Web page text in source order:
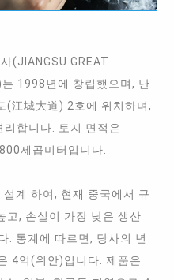
(JIANGSU GREAT
는 1998년에 창립했으며, 난
(江城大道) 2호에 위치하며,
합니다. 토지 면적은
제곱미터입니다.
계 하여, 현재 중국에서 규
고, 손실이 가장 낮은 생산
. 통계에 따르면, 당사의 년
4억(위안)입니다. 제품은